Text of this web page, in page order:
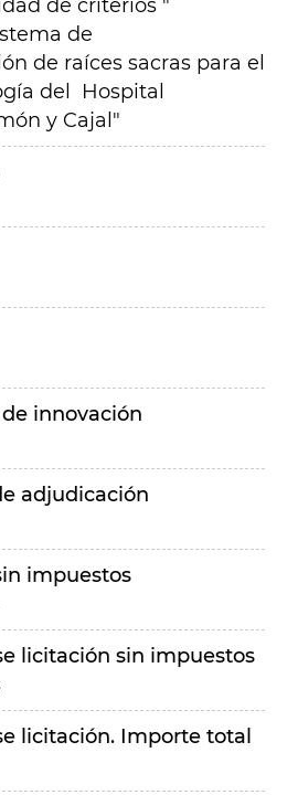
de criterios "
de
de raíces sacras para el
del Hospital
y Cajal"
innovación
adjudicación
impuestos
licitación sin impuestos
licitación. Importe total